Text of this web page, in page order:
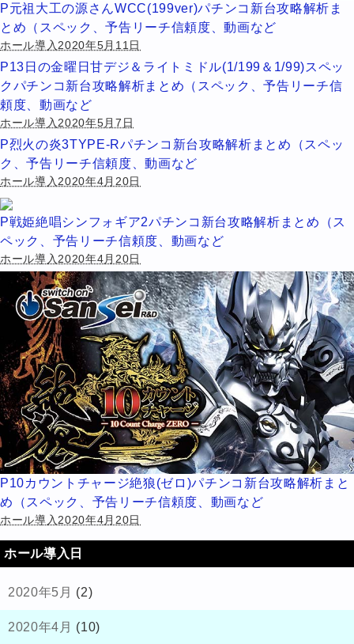
P元祖大工の源さんWCC(199ver)パチンコ新台攻略解析ま
とめ（スペック、予告リーチ信頼度、動画など
ホール導入2020年5月11日
P13日の金曜日甘デジ＆ライトミドル(1/199＆1/99)スペッ
クパチンコ新台攻略解析まとめ（スペック、予告リーチ信
頼度、動画など
ホール導入2020年5月7日
P烈火の炎3TYPE-Rパチンコ新台攻略解析まとめ（スペッ
ク、予告リーチ信頼度、動画など
ホール導入2020年4月20日
P戦姫絶唱シンフォギア2パチンコ新台攻略解析まとめ（ス
ペック、予告リーチ信頼度、動画など
ホール導入2020年4月20日
P10カウントチャージ絶狼(ゼロ)パチンコ新台攻略解析まと
め（スペック、予告リーチ信頼度、動画など
ホール導入2020年4月20日
ホール導入日
2020年5月 (2)
2020年4月 (10)